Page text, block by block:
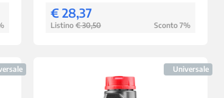
€ 28,37
Listino € 30,50 Sconto 7%
Universale